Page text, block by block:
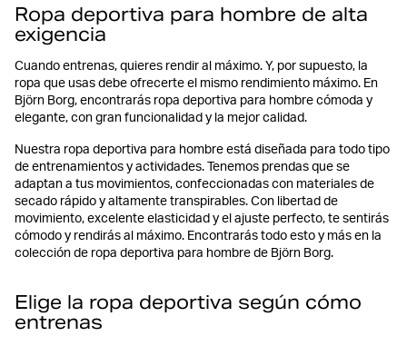
Ropa deportiva para hombre de alta
exigencia
Cuando entrenas, quieres rendir al máximo. Y, por supuesto, la
ropa que usas debe ofrecerte el mismo rendimiento máximo. En
Björn Borg, encontrarás ropa deportiva para hombre cómoda y
elegante, con gran funcionalidad y la mejor calidad.
Nuestra ropa deportiva para hombre está diseñada para todo tipo
de entrenamientos y actividades. Tenemos prendas que se
adaptan a tus movimientos, confeccionadas con materiales de
secado rápido y altamente transpirables. Con libertad de
movimiento, excelente elasticidad y el ajuste perfecto, te sentirás
cómodo y rendirás al máximo. Encontrarás todo esto y más en la
colección de ropa deportiva para hombre de Björn Borg.
Elige la ropa deportiva según cómo
entrenas